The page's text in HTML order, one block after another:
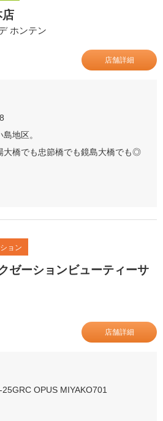
ホンテン
店舗詳細
地区。
大橋でも忠節橋でも鏡島大橋でも◎
ョン
ゼーションビューティーサ
店舗詳細
OPUS MIYAKO701